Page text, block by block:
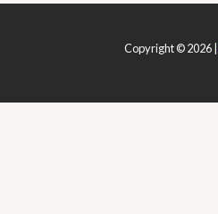
Copyright © 2026 |